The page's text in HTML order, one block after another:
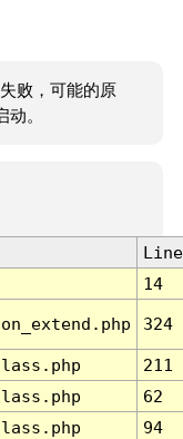
败，可能的原
。
Line
14
324
211
62
94